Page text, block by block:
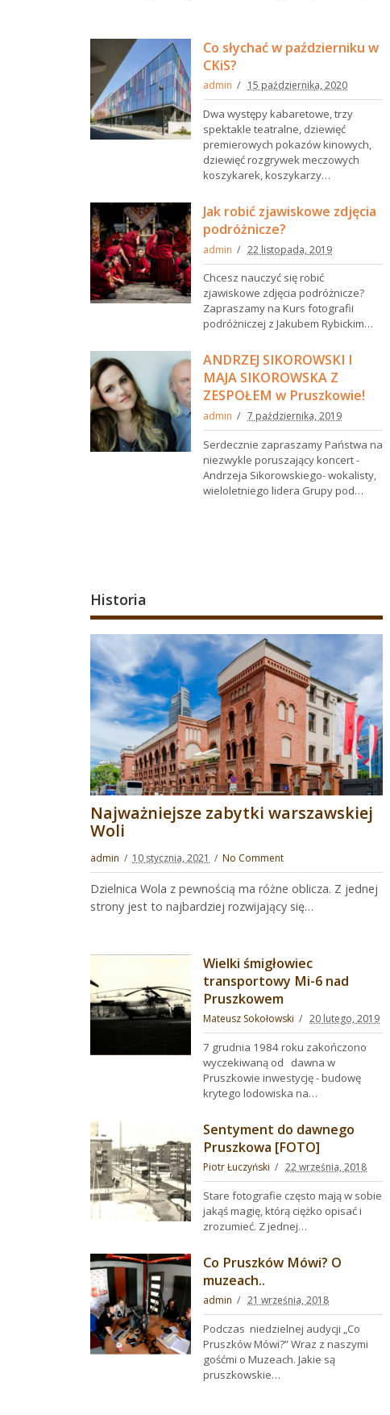
Co słychać w październiku w
CKiS?
admin 15 października, 2020
Dwa występy kabaretowe, trzy
spektakle teatralne, dziewięć
premierowych pokazów kinowych,
dziewięć rozgrywek meczowych
koszykarek, koszykarzy…
Jak robić zjawiskowe zdjęcia
podróżnicze?
admin 22 listopada, 2019
Chcesz nauczyć się robić
zjawiskowe zdjęcia podróżnicze?
Zapraszamy na Kurs fotografii
podróżniczej z Jakubem Rybickim…
ANDRZEJ SIKOROWSKI I
MAJA SIKOROWSKA Z
ZESPOŁEM w Pruszkowie!
admin 7 października, 2019
Serdecznie zapraszamy Państwa na
niezwykle poruszający koncert -
Andrzeja Sikorowskiego- wokalisty,
wieloletniego lidera Grupy pod…
Historia
Najważniejsze zabytki warszawskiej
Woli
admin 10 stycznia, 2021 No Comment
Dzielnica Wola z pewnością ma różne oblicza. Z jednej
strony jest to najbardziej rozwijający się…
Wielki śmigłowiec
transportowy Mi-6 nad
Pruszkowem
Mateusz Sokołowski 20 lutego, 2019
7 grudnia 1984 roku zakończono
wyczekiwaną od dawna w
Pruszkowie inwestycję - budowę
krytego lodowiska na…
Sentyment do dawnego
Pruszkowa [FOTO]
Piotr Łuczyński 22 września, 2018
Stare fotografie często mają w sobie
jakąś magię, którą ciężko opisać i
zrozumieć. Z jednej…
Co Pruszków Mówi? O
muzeach..
admin 21 września, 2018
Podczas niedzielnej audycji „Co
Pruszków Mówi?” Wraz z naszymi
gośćmi o Muzeach. Jakie są
pruszkowskie…